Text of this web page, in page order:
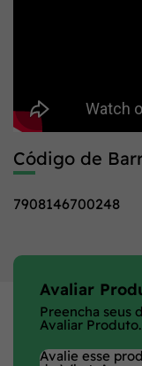
Código de
7908146700248
Avaliar
Preencha seus
Avaliar Produto.